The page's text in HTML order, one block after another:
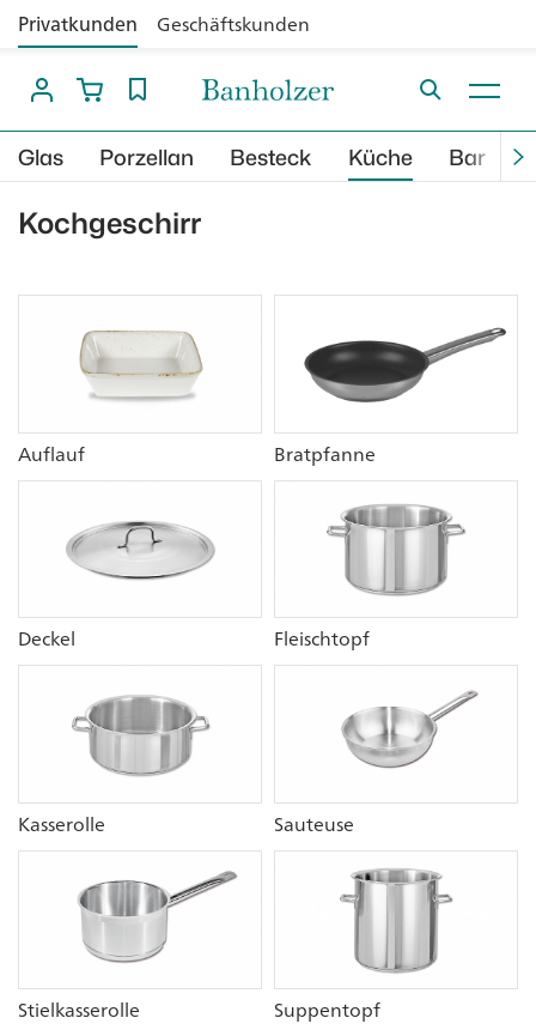
Privatkunden Geschäftskunden
Glas Porzellan Besteck Küche Bar
Kochgeschirr
Auflauf Bratpfanne
Deckel Fleischtopf
Kasserolle Sauteuse
Stielkasserolle Suppentopf